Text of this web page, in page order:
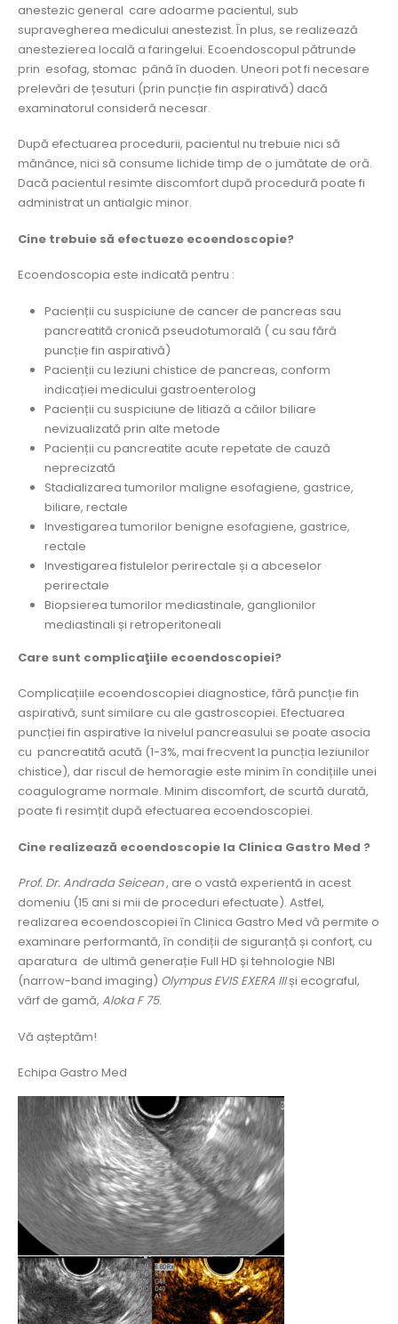
anestezic general care adoarme pacientul, sub
supravegherea medicului anestezist. În plus, se realizează
anestezierea locală a faringelui. Ecoendoscopul pătrunde
prin esofag, stomac până în duoden. Uneori pot fi necesare
prelevări de țesuturi (prin puncție fin aspirativă) dacă
examinatorul consideră necesar.
După efectuarea procedurii, pacientul nu trebuie nici să
mănânce, nici să consume lichide timp de o jumătate de oră.
Dacă pacientul resimte discomfort după procedură poate fi
administrat un antialgic minor.
Cine trebuie să efectueze ecoendoscopie?
Ecoendoscopia este indicată pentru :
Pacienții cu suspiciune de cancer de pancreas sau
pancreatită cronică pseudotumorală ( cu sau fără
puncție fin aspirativă)
Pacienții cu leziuni chistice de pancreas, conform
indicației medicului gastroenterolog
Pacienții cu suspiciune de litiază a căilor biliare
nevizualizată prin alte metode
Pacienții cu pancreatite acute repetate de cauză
neprecizată
Stadializarea tumorilor maligne esofagiene, gastrice,
biliare, rectale
Investigarea tumorilor benigne esofagiene, gastrice,
rectale
Investigarea fistulelor perirectale și a abceselor
perirectale
Biopsierea tumorilor mediastinale, ganglionilor
mediastinali și retroperitoneali
Care sunt complicaţiile ecoendoscopiei?
Complicațiile ecoendoscopiei diagnostice, fără puncție fin
aspirativă, sunt similare cu ale gastroscopiei. Efectuarea
puncției fin aspirative la nivelul pancreasului se poate asocia
cu pancreatită acută (1-3%, mai frecvent la puncția leziunilor
chistice), dar riscul de hemoragie este minim în condițiile unei
coagulograme normale. Minim discomfort, de scurtă durată,
poate fi resimțit după efectuarea ecoendoscopiei.
Cine realizează ecoendoscopie la Clinica Gastro Med ?
Prof. Dr. Andrada Seicean, are o vastă experientă in acest
domeniu (15 ani si mii de proceduri efectuate). Astfel,
realizarea ecoendoscopiei în Clinica Gastro Med vă permite o
examinare performantă, în condiții de siguranță și confort, cu
aparatura de ultimă generație Full HD și tehnologie NBI
(narrow-band imaging) Olympus EVIS EXERA IIIși ecograful,
vârf de gamă, Aloka F 75.
Vă așteptăm!
Echipa Gastro Med